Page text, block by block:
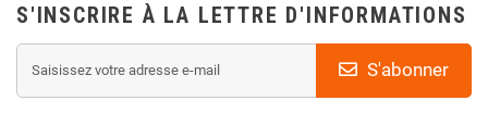
S'INSCRIRE À LA LETTRE D'INFORMATIONS
S'abonner